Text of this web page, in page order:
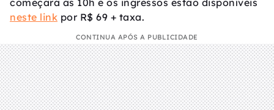
começará às 10h e os ingressos estão disponíveis
neste link por R$ 69 + taxa.
CONTINUA APÓS A PUBLICIDADE